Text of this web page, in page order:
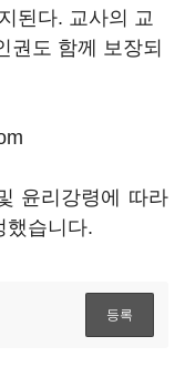
된다. 교사의 교
권도 함께 보장되
윤리강령에 따라
했습니다.